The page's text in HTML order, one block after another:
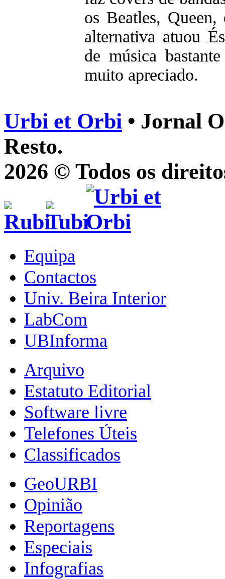
os Beatles,
alternativa atuou
de música
muito apreciado.
Urbi et Orbi • Jornal
Resto.
2026 © Todos os
Equipa
Contactos
Univ. Beira Interior
LabCom
UBInforma
Arquivo
Estatuto Editorial
Software livre
Telefones Úteis
Classificados
GeoURBI
Opinião
Reportagens
Especiais
Infografias